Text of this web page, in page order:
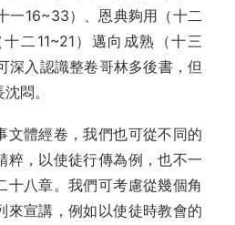
一16~33）、恩典夠用（十二
二11~21）邁向成熟（十三
深入認識整卷哥林多後書，但
悶。
文體經卷，我們也可從不同的
粹，以使徒行傳為例，也不一
十八章。我們可考慮從幾個角
來宣講，例如以使徒時教會的